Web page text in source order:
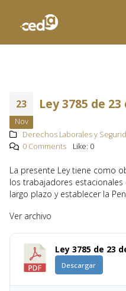
23
Nov
Ley 3785 de
Derechos Laborales y
0 Comments
Like: 0
La presente Ley tiene como
los trabajadores estacionales
largo plazo y establecer la
Ver archivo
Ley 3785 de 23
Descargar